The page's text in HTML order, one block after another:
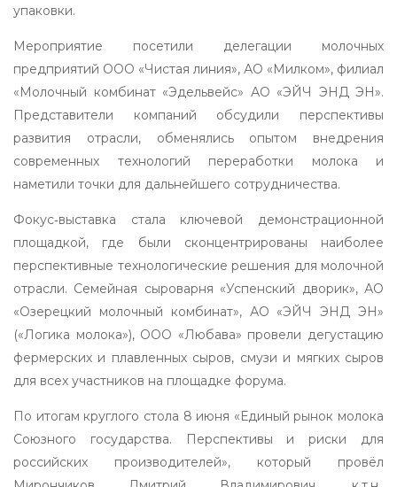
упаковки.
Мероприятие посетили делегации молочных
предприятий ООО «Чистая линия», АО «Милком», филиал
«Молочный комбинат «Эдельвейс» АО «ЭЙЧ ЭНД ЭН».
Представители компаний обсудили перспективы
развития отрасли, обменялись опытом внедрения
современных технологий переработки молока и
наметили точки для дальнейшего сотрудничества.
Фокус‑выставка стала ключевой демонстрационной
площадкой, где были сконцентрированы наиболее
перспективные технологические решения для молочной
отрасли. Семейная сыроварня «Успенский дворик», АО
«Озерецкий молочный комбинат», АО «ЭЙЧ ЭНД ЭН»
(«Логика молока»), ООО «Любава» провели дегустацию
фермерских и плавленных сыров, смузи и мягких сыров
для всех участников на площадке форума.
По итогам круглого стола 8 июня «Единый рынок молока
Союзного государства. Перспективы и риски для
российских производителей», который провёл